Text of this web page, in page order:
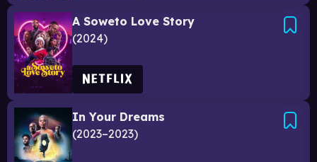
A Soweto Love Story
2024
In Your Dreams
2023–2023